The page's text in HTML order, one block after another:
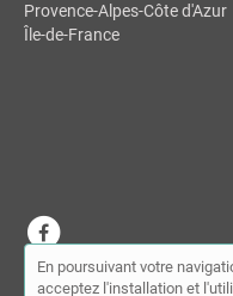
Provence-Alpes-Côte d'Azur
Île-de-France
© MDSL | Annuaire des
En poursuivant votre
acceptez l'installation et